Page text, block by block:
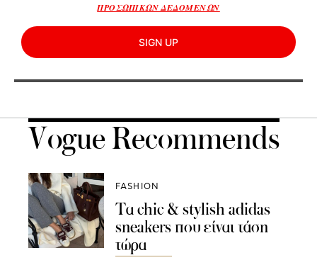
ΠΡΟΣΩΠΙΚΩΝ ΔΕΔΟΜΕΝΩΝ
SIGN UP
Vogue Recommends
FASHION
Τα chic & stylish adidas
sneakers που είναι τάση
τώρα